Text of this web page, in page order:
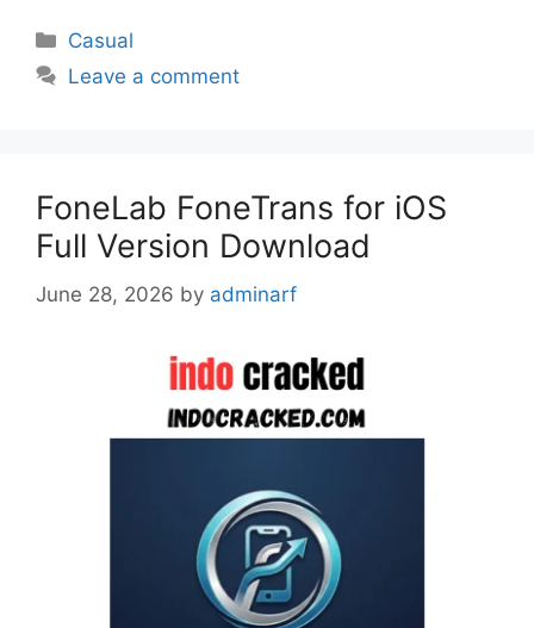
Categories
Casual
Leave a comment
FoneLab FoneTrans for iOS
Full Version Download
June 28, 2026 by adminarf